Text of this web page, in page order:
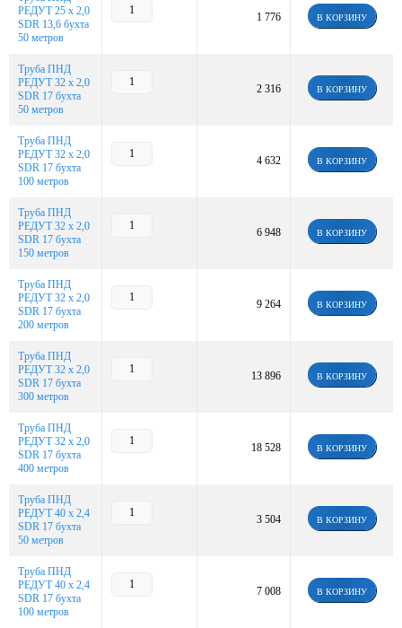
РЕДУТ 25 х 2,0
SDR 13,6 бухта
50 метров
1 776 В КОРЗИНУ
Труба ПНД
РЕДУТ 32 х 2,0
SDR 17 бухта
50 метров
2 316 В КОРЗИНУ
Труба ПНД
РЕДУТ 32 х 2,0
SDR 17 бухта
100 метров
4 632 В КОРЗИНУ
Труба ПНД
РЕДУТ 32 х 2,0
SDR 17 бухта
150 метров
6 948 В КОРЗИНУ
Труба ПНД
РЕДУТ 32 х 2,0
SDR 17 бухта
200 метров
9 264 В КОРЗИНУ
Труба ПНД
РЕДУТ 32 х 2,0
SDR 17 бухта
300 метров
13 896 В КОРЗИНУ
Труба ПНД
РЕДУТ 32 х 2,0
SDR 17 бухта
400 метров
18 528 В КОРЗИНУ
Труба ПНД
РЕДУТ 40 х 2,4
SDR 17 бухта
50 метров
3 504 В КОРЗИНУ
Труба ПНД
РЕДУТ 40 х 2,4
SDR 17 бухта
100 метров
7 008 В КОРЗИНУ